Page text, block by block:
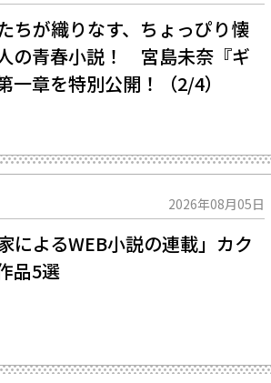
ちが織りなす、ちょっぴり懐
の青春小説！ 宮島未奈『ギ
章を特別公開！（2/4）
2026年08月05日
よるWEB小説の連載」――カク
品5選